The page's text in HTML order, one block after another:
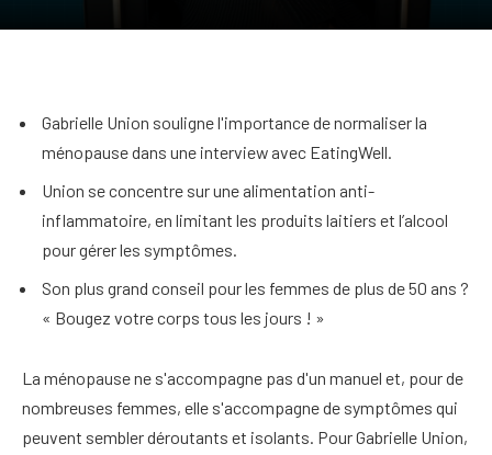
Gabrielle Union souligne l'importance de normaliser la
ménopause dans une interview avec EatingWell.
Union se concentre sur une alimentation anti-
inflammatoire, en limitant les produits laitiers et l’alcool
pour gérer les symptômes.
Son plus grand conseil pour les femmes de plus de 50 ans ?
« Bougez votre corps tous les jours ! »
La ménopause ne s'accompagne pas d'un manuel et, pour de
nombreuses femmes, elle s'accompagne de symptômes qui
peuvent sembler déroutants et isolants. Pour Gabrielle Union,